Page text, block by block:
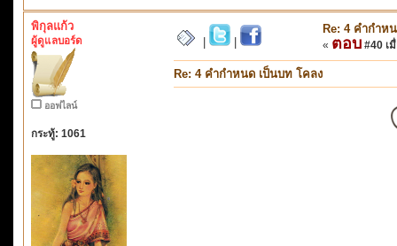
พิกุลแก้ว
ผู้ดูแลบอร์ด
ออฟไลน์
กระทู้: 1061
Re: 4 คำกำห
« ตอบ #40 เ
Re: 4 คำกำหนด เป็นบท โคลง